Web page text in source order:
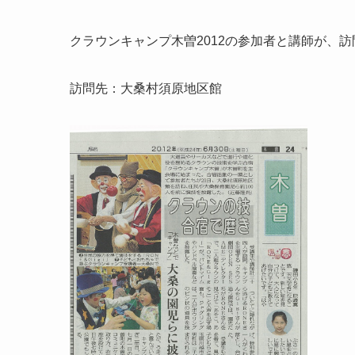
クラウンキャンプ木曽2012の参加者と講師が、訪
訪問先：大桑村須原地区館